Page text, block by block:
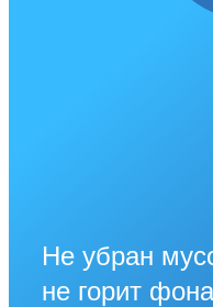
Не убран
не горит